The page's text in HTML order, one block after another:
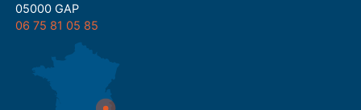
05000 GAP
06 75 81 05 85